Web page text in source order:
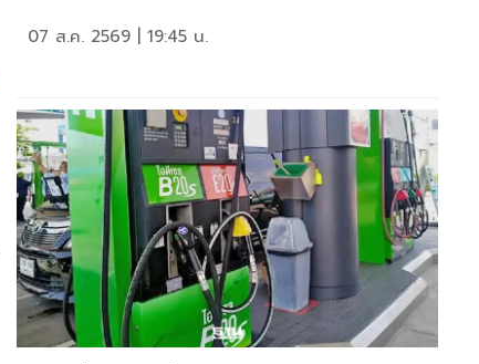
07 ส.ค. 2569 | 19:45 น.